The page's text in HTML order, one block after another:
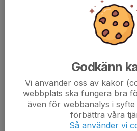
Eddie Fälth
Godkänn
Vi använder oss av kakor
webbplats ska fungera bra
även för webbanalys i
förbättra våra
Så använder vi